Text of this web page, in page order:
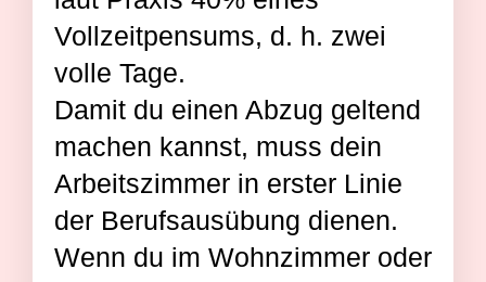
Vollzeitpensums, d. h. zwei
volle Tage.
Damit du einen Abzug geltend
machen kannst, muss dein
Arbeitszimmer in erster Linie
der Berufsausübung dienen.
Wenn du im Wohnzimmer oder